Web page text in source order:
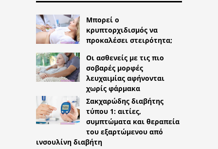
Μπορεί ο
κρυπτορχιδισμός να
προκαλέσει στειρότητα;
Οι ασθενείς με τις πιο
σοβαρές μορφές
λευχαιμίας αφήνονται
χωρίς φάρμακα
Σακχαρώδης διαβήτης
τύπου 1: αιτίες,
συμπτώματα και θεραπεία
του εξαρτώμενου από
ινσουλίνη διαβήτη